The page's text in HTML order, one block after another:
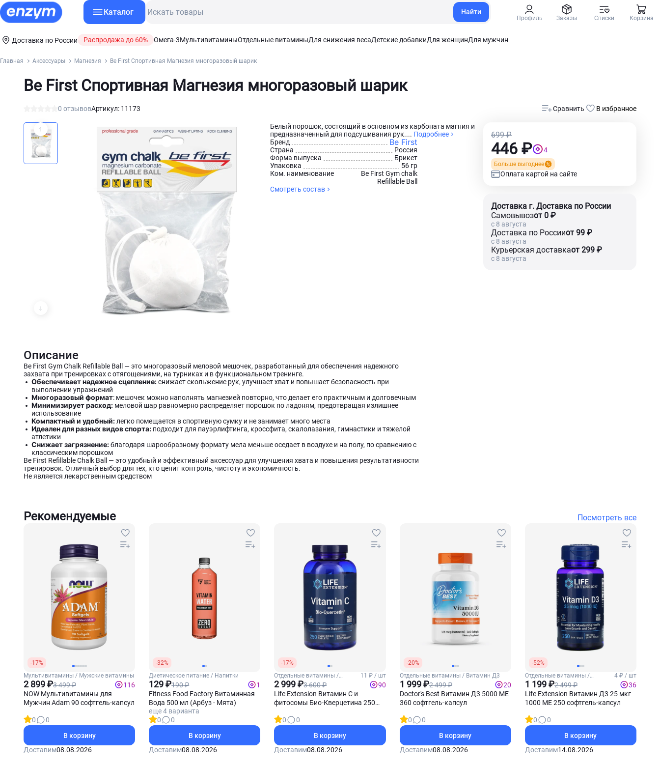
Каталог Найти
Профиль Заказы Списки Корзина
Доставка по России Распродажа до 60% Омега-3МультивитаминыОтдельные витаминыДля снижения весаДетские добавкиДля женщинДля мужчин
Главная Аксессуары Магнезия Be First Спортивная Магнезия многоразовый шарик
Be First Спортивная Магнезия многоразовый шарик
0 отзывовАртикул: 11173 Сравнить В избранное
Белый порошок, состоящий в основном из карбоната магния и
предназначенный для подсушивания рук.... Подробнее
Бренд
Be First
Страна
Россия
Форма выпуска
Брикет
Упаковка
56 гр
Ком. наименование
Be First Gym chalk
Refillable Ball
Смотреть состав
699 ₽
446 ₽ 4
Больше выгоднее
Оплата картой на сайте
Доставка г. Доставка по России
Самовывозот 0 ₽
c 8 августа
Доставка по Россииот 99 ₽
c 8 августа
Курьерская доставкаот 299 ₽
c 8 августа
Описание
Be First Gym Chalk Refillable Ball — это многоразовый меловой мешочек, разработанный для обеспечения надежного
захвата при тренировках с отягощениями, на турниках и в функциональном тренинге.
Обеспечивает надежное сцепление:снижает скольжение рук, улучшает хват и повышает безопасность при
выполнении упражнений
Многоразовый формат: мешочек можно наполнять магнезией повторно, что делает его практичным и долговечным
Минимизирует расход: меловой шар равномерно распределяет порошок по ладоням, предотвращая излишнее
использование
Компактный и удобный:легко помещается в спортивную сумку и не занимает много места
Идеален для разных видов спорта: подходит для пауэрлифтинга, кроссфита, скалолазания, гимнастики и тяжелой
атлетики
Снижает загрязнение:благодаря шарообразному формату мела меньше оседает в воздухе и на полу, по сравнению с
классическим порошком
Be First Refillable Chalk Ball — это удобный и эффективный аксессуар для улучшения хвата и повышения результативности
тренировок. Отличный выбор для тех, кто ценит контроль, чистоту и экономичность.
Не является лекарственным средством
Рекомендуемые Посмотреть все
-17%
Мультивитамины / Мужские витамины
2 899 ₽3 499 ₽
116
NOW Мультивитамины для
Мужчин Adam 90 софтгель-капсул
0
0
В корзину
Доставим08.08.2026
-32%
Диетическое питание / Напитки
129 ₽190 ₽
1
Fitness Food Factory Витаминная
Вода 500 мл (Арбуз - Мята)
еще 4 варианта
0
0
В корзину
Доставим08.08.2026
-17%
Отдельные витамины /
Витамин С
11 ₽ / шт
2 999 ₽3 600 ₽
90
Life Extension Витамин С и
фитосомы Био-Кверцетина 250
0
0
В корзину
Доставим08.08.2026
-20%
Отдельные витамины / Витамин Д3
1 999 ₽2 499 ₽
20
Doctor's Best Витамин Д3 5000 МЕ
360 софтгель-капсул
0
0
В корзину
Доставим08.08.2026
-52%
Отдельные витамины /
Витамин Д3
4 ₽ / шт
1 199 ₽2 499 ₽
36
Life Extension Витамин Д3 25 мкг
1000 МЕ 250 софтгель-капсул
0
0
В корзину
Доставим14.08.2026